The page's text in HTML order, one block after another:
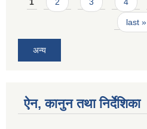
1 2 3 4
last »
अन्य
ऐन, कानुन तथा निर्देशिका